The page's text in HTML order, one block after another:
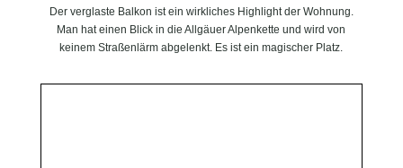
Der verglaste Balkon ist ein wirkliches Highlight der Wohnung.
Man hat einen Blick in die Allgäuer Alpenkette und wird von
keinem Straßenlärm abgelenkt. Es ist ein magischer Platz.